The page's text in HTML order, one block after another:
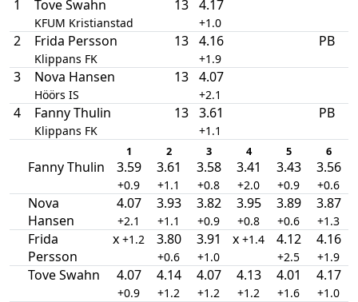
1 Tove Swahn
KFUM Kristianstad
13 4.17
+1.0
2 Frida Persson
Klippans FK
13 4.16
+1.9
PB
3 Nova Hansen
Höörs IS
13 4.07
+2.1
4 Fanny Thulin
Klippans FK
13 3.61
+1.1
PB
1 2 3 4 5 6
Fanny Thulin 3.59
+0.9
3.61
+1.1
3.58
+0.8
3.41
+2.0
3.43
+0.9
3.56
+0.6
Nova
Hansen
4.07
+2.1
3.93
+1.1
3.82
+0.9
3.95
+0.8
3.89
+0.6
3.87
+1.3
Frida
Persson
x +1.2 3.80
+0.6
3.91
+1.0
x +1.4 4.12
+2.5
4.16
+1.9
Tove Swahn 4.07
+0.9
4.14
+1.2
4.07
+1.2
4.13
+1.2
4.01
+1.6
4.17
+1.0